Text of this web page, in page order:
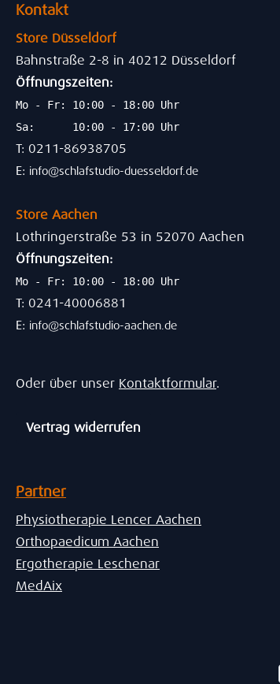
Kontakt
Store Düsseldorf
Bahnstraße 2-8 in 40212 Düsseldorf
Öffnungszeiten:
Mo - Fr: 10:00 - 18:00 Uhr
Sa: 10:00 - 17:00 Uhr
T: 0211-86938705
E: info@schlafstudio-duesseldorf.de
Store Aachen
Lothringerstraße 53 in 52070 Aachen
Öffnungszeiten:
Mo - Fr: 10:00 - 18:00 Uhr
T: 0241-40006881
E: info@schlafstudio-aachen.de
Oder über unser Kontaktformular.
Vertrag widerrufen
Partner
Physiotherapie Lencer Aachen
Orthopaedicum Aachen
Ergotherapie Leschenar
MedAix